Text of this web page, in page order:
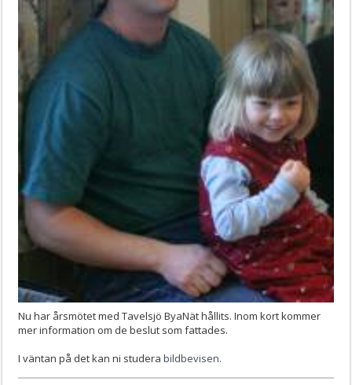
Nu har årsmötet med Tavelsjö ByaNät hållits. Inom kort kommer
mer information om de beslut som fattades.
I väntan på det kan ni studera bildbevisen.